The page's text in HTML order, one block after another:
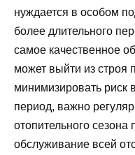
нуждается в особом
более длительного
самое качественное
может выйти из строя
минимизировать риск
период, важно
отопительного сезона
обслуживание всей